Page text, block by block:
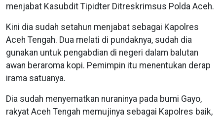
menjabat Kasubdit Tipidter Ditreskrimsus Polda Aceh.
Kini dia sudah setahun menjabat sebagai Kapolres
Aceh Tengah. Dua melati di pundaknya, sudah dia
gunakan untuk pengabdian di negeri dalam balutan
awan beraroma kopi. Pemimpin itu menentukan derap
irama satuanya.
Dia sudah menyematkan nuraninya pada bumi Gayo,
rakyat Aceh Tengah memujinya sebagai Kapolres baik,